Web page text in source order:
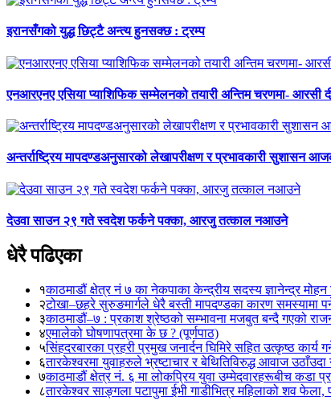
इरानसँगको युद्ध छिट्टै अन्त्य हुनसक्छ : ट्रम्प
एनआरएनए एसिया प्याशिफिक सम्मेलनको तयारी अन्तिम चरणमा-
अन्तर्राष्ट्रिय मापदण्डअनुसारको लेखापरीक्षण र प्रभावकारी सुशासन
देउवा साउन २९ गते स्वदेश फर्कने पक्का, आरजु तत्काल नआउने
धेरै पढिएका
१काठमाडौं क्षेत्र नं ७ का नेकपाका केन्द्रीय सदस्य ज्ञानेन्द्र
२टोखा–छहरे सुरुङमार्गले धेरै बस्ती मापदण्डका कारण समस्यामा
३काठमाडौं–७ : प्रकाश श्रेष्ठको सम्भावना मजबुत बन्दै गएको
४एमालेको घोषणापत्रमा के छ ? (पूर्णपाठ)
५सिंहदरबारका प्रहरी प्रमुख जनार्दन घिमिरे सहित उत्कृष्ठ
६तारकेश्वरमा युवाहरुले भ्रष्टाचार र बेथितिविरुद्ध आवाज उठाँउदा
७काठमाडौं क्षेत्र नं. ६ मा लोकप्रिय युवा उम्मेदवारहरूबीच कडा
८तारकेश्वर साङ्गला पटापुमा ईभी गाडीभित्र महिलाको शव